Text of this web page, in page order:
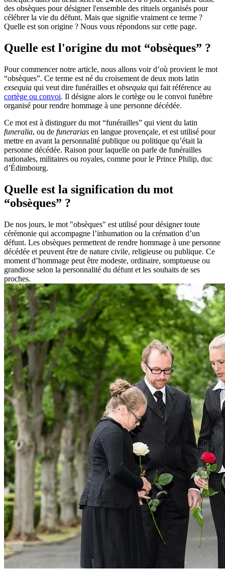
des obsèques pour désigner l'ensemble des rituels organisés pour
célébrer la vie du défunt. Mais que signifie vraiment ce terme ?
Quelle est son origine ? Nous vous répondons sur cette page.
Quelle est l'origine du mot “obsèques” ?
Pour commencer notre article, nous allons voir d’où provient le mot
“obsèques”. Ce terme est né du croisement de deux mots latin
exsequia qui veut dire funérailles et obsequia qui fait référence au
cortège ou convoi. Il désigne alors le cortège ou le convoi funèbre
organisé pour rendre hommage à une personne décédée.
Ce mot est à distinguer du mot “funérailles” qui vient du latin
funeralia, ou de funerarias en langue provençale, et est utilisé pour
mettre en avant la personnalité publique ou politique qu’était la
personne décédée. Raison pour laquelle on parle de funérailles
nationales, militaires ou royales, comme pour le Prince Philip, duc
d’Édimbourg.
Quelle est la signification du mot
“obsèques” ?
De nos jours, le mot "obsèques" est utilisé pour désigner toute
cérémonie qui accompagne l’inhumation ou la crémation d’un
défunt. Les obsèques permettent de rendre hommage à une personne
décédée et peuvent être de nature civile, religieuse ou publique. Ce
moment d’hommage peut être modeste, ordinaire, somptueuse ou
grandiose selon la personnalité du défunt et les souhaits de ses
proches.